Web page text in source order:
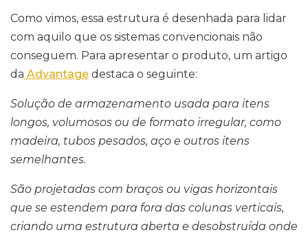
Como vimos, essa estrutura é desenhada para lidar
com aquilo que os sistemas convencionais não
conseguem. Para apresentar o produto, um artigo
da Advantage destaca o seguinte:
Solução de armazenamento usada para itens
longos, volumosos ou de formato irregular, como
madeira, tubos pesados, aço e outros itens
semelhantes.
São projetadas com braços ou vigas horizontais
que se estendem para fora das colunas verticais,
criando uma estrutura aberta e desobstruída onde